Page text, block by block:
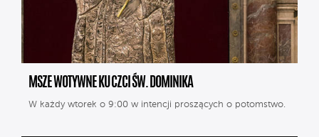
MSZE WOTYWNE KU CZCI ŚW. DOMINIKA
W każdy wtorek o 9:00 w intencji proszących o potomstwo.